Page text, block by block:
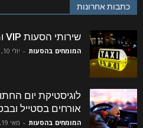
כתבות אחרונות
שירותי הסעות VIP ומוניות בין עירוניות
המומחים בהסעות - יולי 10, 2026
לוגיסטיקת יום
אורחים בסטייל
המומחים בהסעות - מאי 19, 2026